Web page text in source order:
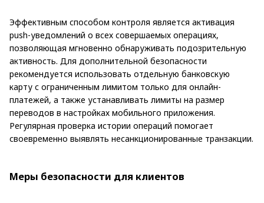
Эффективным способом контроля является активация
push-уведомлений о всех совершаемых операциях,
позволяющая мгновенно обнаруживать подозрительную
активность. Для дополнительной безопасности
рекомендуется использовать отдельную банковскую
карту с ограниченным лимитом только для онлайн-
платежей, а также устанавливать лимиты на размер
переводов в настройках мобильного приложения.
Регулярная проверка истории операций помогает
своевременно выявлять несанкционированные транзакции.
Меры безопасности для клиентов